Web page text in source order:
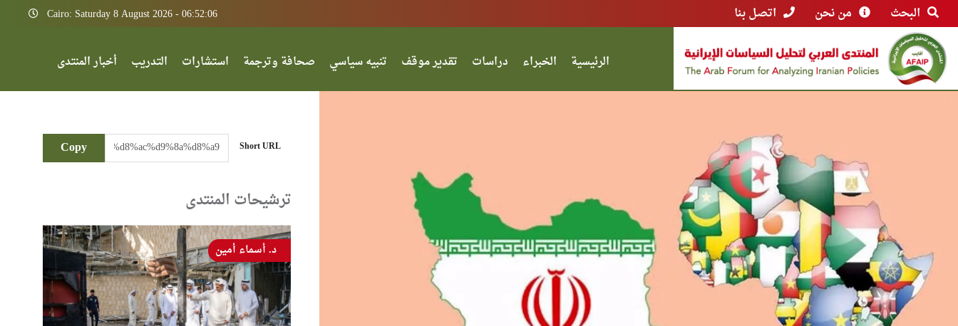
البحث من نحن اتصل بنا Cairo: Saturday 8 August 2026 - 06:52:06
الرئيسية الخبراء دراسات تقدير موقف تنبيه سياسي صحافة وترجمة استشارات التدريب أخبار المنتدى
Short URL
Copy
ترشيحات المنتدى
د. أسماء أمين